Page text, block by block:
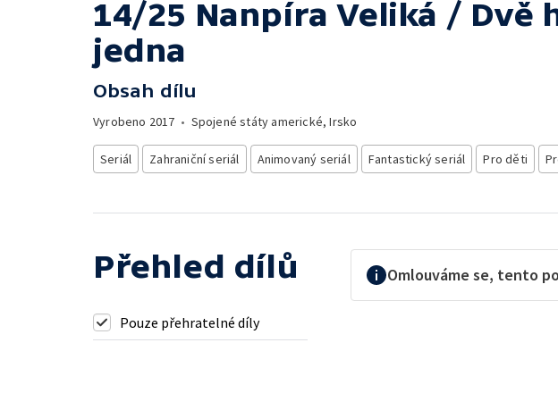
14/25 Nanpíra Veliká / Dvě
jedna
Obsah dílu
Vyrobeno 2017 • Spojené státy americké, Irsko
Seriál Zahraniční seriál Animovaný seriál Fantastický seriál Pro děti
Přehled dílů
Pouze přehratelné díly
Omlouváme se, tento